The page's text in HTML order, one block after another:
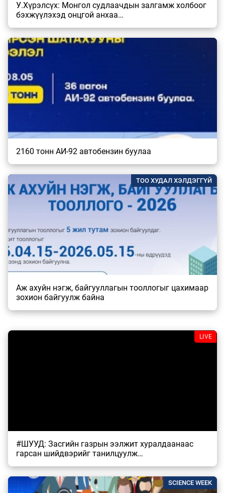
У.Хүрэлсүх: Монгол судлаачдын залгамж холбоог
бэхжүүлэхэд онцгой анхаа…
2160 тонн АИ-92 автобензин буулаа
ТОО ХУДАЛ ХЭЛДЭГГҮЙ
Аж ахуйн нэгж, байгууллагын тооллогыг цахимаар
зохион байгуулж байна
LIVE
#ШУУД: Засгийн газрын ээлжит хуралдаанаас
гарсан шийдвэрийг танилцуулж…
SCIENCE WEEK